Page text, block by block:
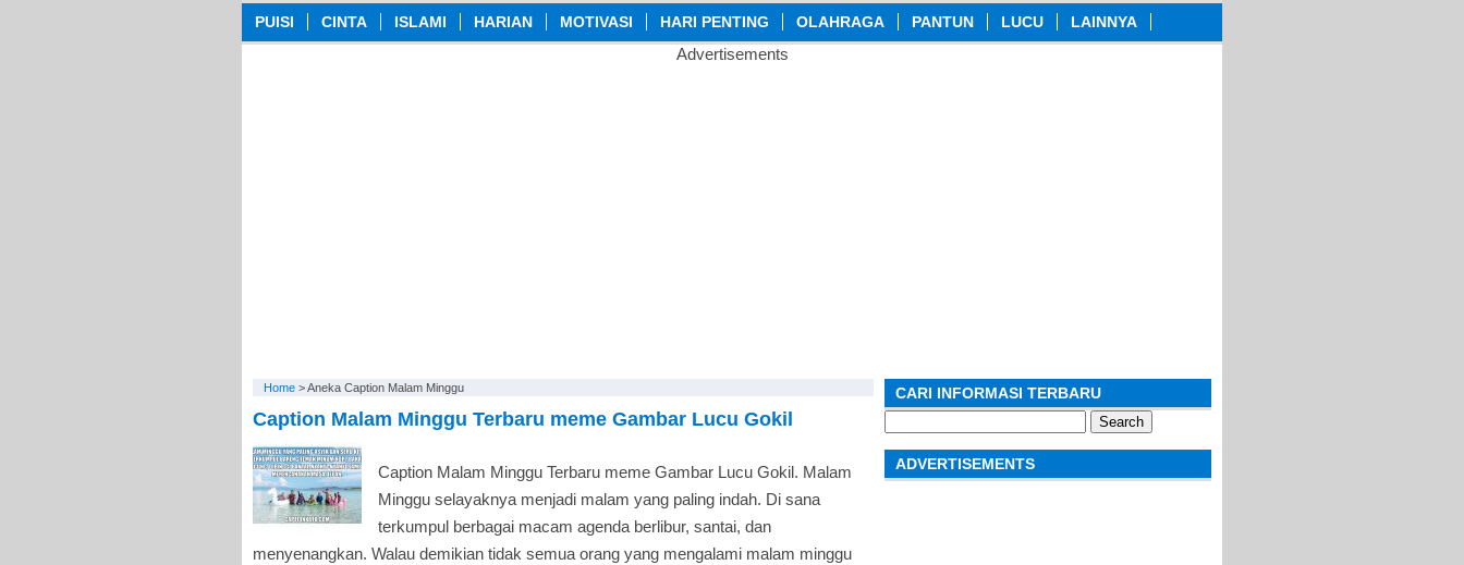
PUISI CINTA ISLAMI HARIAN MOTIVASI HARI PENTING OLAHRAGA PANTUN LUCU LAINNYA
Advertisements
Home >Aneka Caption Malam Minggu
Caption Malam Minggu Terbaru meme Gambar Lucu Gokil
Caption Malam Minggu Terbaru meme Gambar Lucu Gokil. Malam
Minggu selayaknya menjadi malam yang paling indah. Di sana
terkumpul berbagai macam agenda berlibur, santai, dan
menyenangkan. Walau demikian tidak semua orang yang mengalami malam minggu
CARI INFORMASI TERBARU
for:
ADVERTISEMENTS